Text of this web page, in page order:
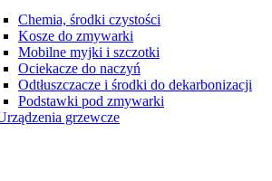
Chemia, środki czystości
Kosze do zmywarki
Mobilne myjki i szczotki
Ociekacze do naczyń
Odtłuszczacze i środki do dekarbonizacji
Podstawki pod zmywarki